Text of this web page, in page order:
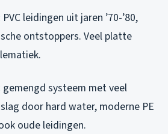
PVC leidingen uit jaren ’70-’80,
ontstoppers. Veel platte
gemengd systeem met veel
door hard water, moderne PE
oude leidingen.